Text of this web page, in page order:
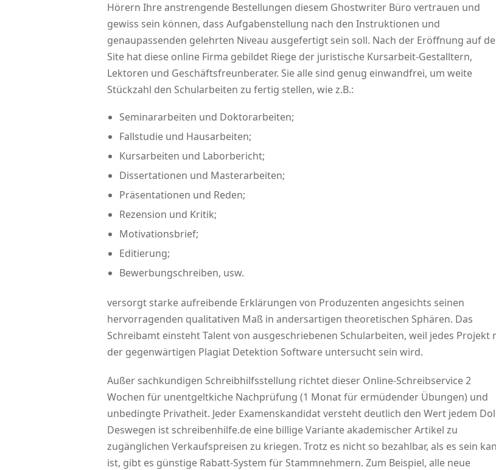
Hörern Ihre anstrengende Bestellungen diesem Ghostwriter Büro vertrauen und
gewiss sein können, dass Aufgabenstellung nach den Instruktionen und
genaupassenden gelehrten Niveau ausgefertigt sein soll. Nach der Eröffnung auf
Site hat diese online Firma gebildet Riege der juristische Kursarbeit-Gestalltern,
Lektoren und Geschäftsfreunberater. Sie alle sind genug einwandfrei, um weite
Stückzahl den Schularbeiten zu fertig stellen, wie z.B.:
Seminararbeiten und Doktorarbeiten;
Fallstudie und Hausarbeiten;
Kursarbeiten und Laborbericht;
Dissertationen und Masterarbeiten;
Präsentationen und Reden;
Rezension und Kritik;
Motivationsbrief;
Editierung;
Bewerbungschreiben, usw.
versorgt starke aufreibende Erklärungen von Produzenten angesichts seinen
hervorragenden qualitativen Maß in andersartigen theoretischen Sphären. Das
Schreibamt einsteht Talent von ausgeschriebenen Schularbeiten, weil jedes Projekt
der gegenwärtigen Plagiat Detektion Software untersucht sein wird.
Außer sachkundigen Schreibhilfsstellung richtet dieser Online-Schreibservice 2
Wochen für unentgeltkiche Nachprüfung (1 Monat für ermüdender Übungen) und
unbedingte Privatheit. Jeder Examenskandidat versteht deutlich den Wert jedem
Deswegen ist schreibenhilfe.de eine billige Variante akademischer Artikel zu
zugänglichen Verkaufspreisen zu kriegen. Trotz es nicht so bezahlbar, als es sein
ist, gibt es günstige Rabatt-System für Stammnehmern. Zum Beispiel, alle neue